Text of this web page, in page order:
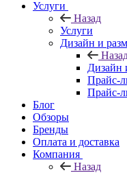
Услуги
Назад
Услуги
Дизайн и
Дизайн
Прайс-
Прайс-
Блог
Обзоры
Бренды
Оплата и доставка
Компания
Назад